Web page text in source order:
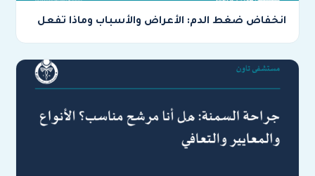
انخفاض ضغط الدم: الأعراض والأسباب وماذا تفعل